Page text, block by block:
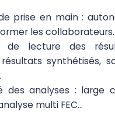
prise en main :
les
de lecture des
synthétisés,
des analyses : large
multi FEC…